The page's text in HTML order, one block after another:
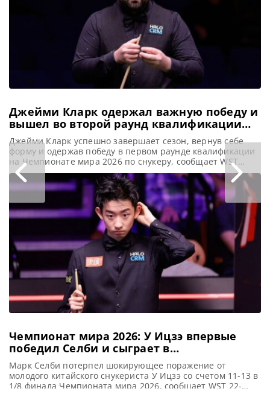
Спортсмен,
занимающий 74-е
место в мировом
рейтинге,
продемонстрировал
многообещающие
Джейми Кларк одержал важную победу и
вышел во второй раунд квалификации
Чемпионата мира 2026
Джейми Кларк успешно завершает сезон, вернув себе
форму и одержав победу в первом раунде квалификации
на Чемпионате мира 2026 по снукеру, сообщает WST
Валлийский спортсмен Джейми Кларк
продемонстрировал сильную форму, обыграв Хейдона
Пинхи со счетом 10-5 в квалификационном матче
Чемпионата мира 2026. Эта победа стала особенно
значимой. Учитывая, что Кларк отсутствовал в течение
года, посвятив
Чемпионат мира 2026: У Ицзэ впервые
победил Селби и сыграет в
четвертьфинале
Марк Селби потерпел шокирующее поражение от
молодого китайского снукериста У Ицзэ со счетом 11-13 в
1/8 финала Чемпионата мира 2026, сообщает WST 22-